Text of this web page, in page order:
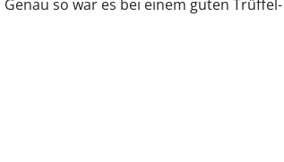
so war es bei einem guten Trüffel-